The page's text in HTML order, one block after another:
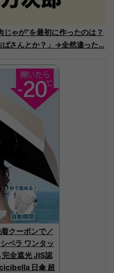
ゃが”を最初に作ったのは？
ばさんとか？」→全然違った…
クーポンで／
ベラ ワンタッ
完全遮光 JIS認
日傘 超